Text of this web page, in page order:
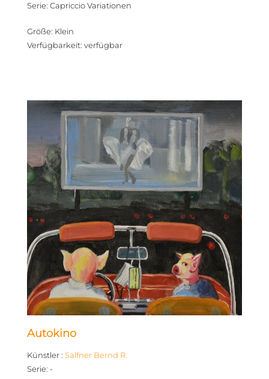
Serie: Capriccio Variationen
Größe: Klein
Verfügbarkeit: verfügbar
Autokino
Künstler: Salfner Bernd R.
Serie: -